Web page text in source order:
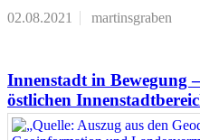
02.08.2021 martinsgraben
Innenstadt in Bewegung
östlichen